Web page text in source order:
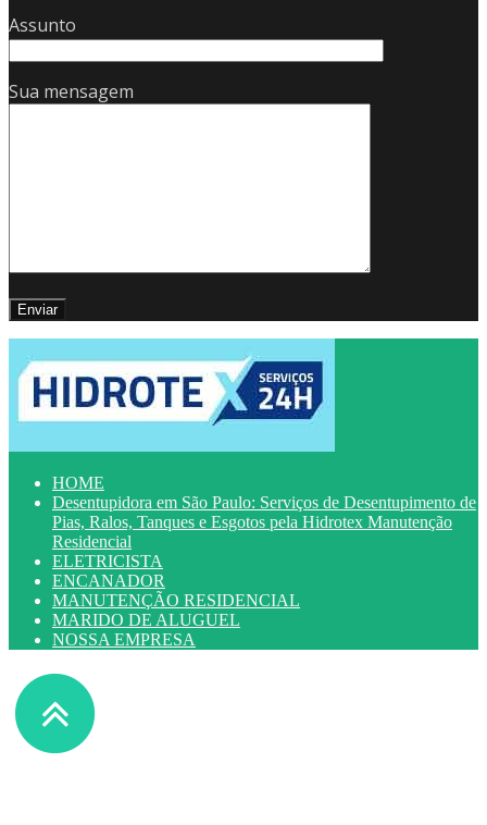
Assunto
Sua mensagem
HOME
Desentupidora em São Paulo: Serviços de Desentupimento de
Pias, Ralos, Tanques e Esgotos pela Hidrotex Manutenção
Residencial
ELETRICISTA
ENCANADOR
MANUTENÇÃO RESIDENCIAL
MARIDO DE ALUGUEL
NOSSA EMPRESA